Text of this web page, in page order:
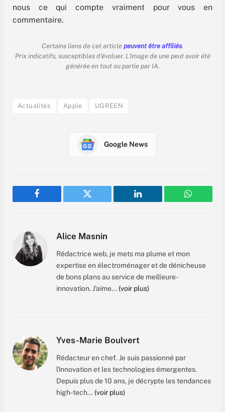
nous ce qui compte vraiment pour vous en
commentaire.
Certains liens de cet article peuvent être affiliés.
Prix indicatifs, susceptibles d'évoluer. L'image de une peut avoir été
générée en tout ou partie par IA.
Actualités Apple UGREEN
Google News
Facebook Twitter LinkedIn
Alice Masnin
Rédactrice web, je mets ma plume et mon
expertise en électroménager et de dénicheuse
de bons plans au service de meilleure-
innovation. J’aime... (voir plus)
Yves-Marie Boulvert
Rédacteur en chef. Je suis passionné par
l'innovation et les technologies émergentes.
Depuis plus de 10 ans, je décrypte les tendances
high-tech... (voir plus)